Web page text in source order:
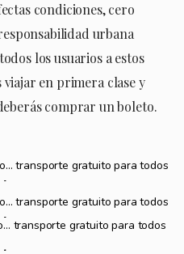
condiciones, cero
urbana
los usuarios a estos
viajar en primera clase y
comprar un boleto.